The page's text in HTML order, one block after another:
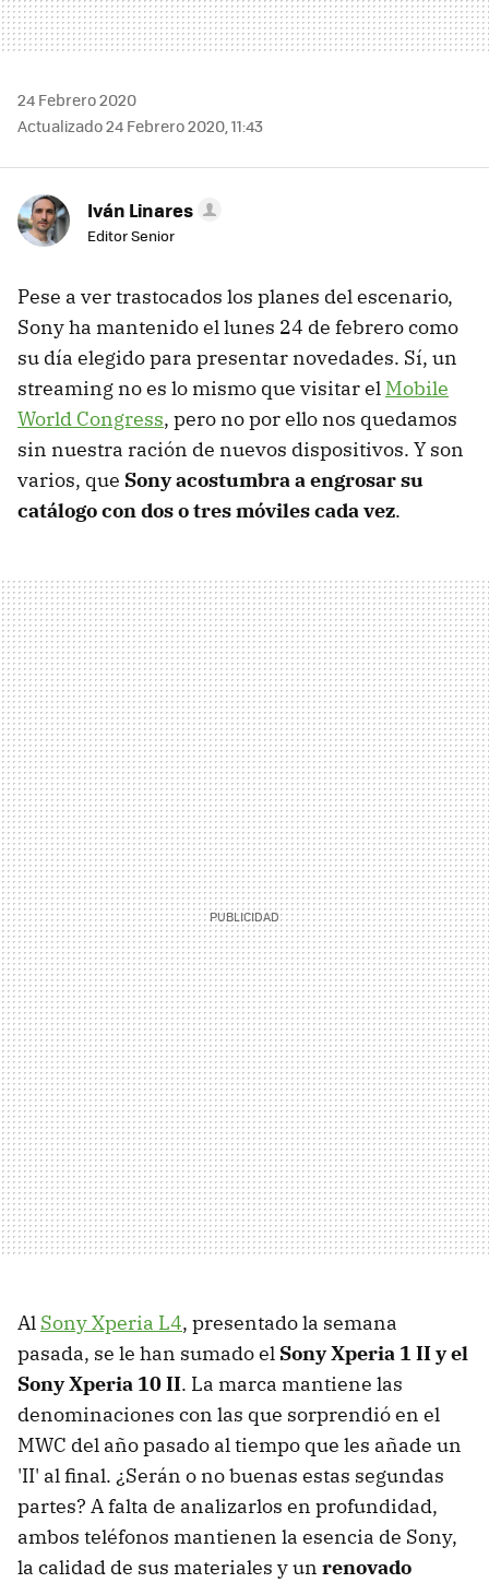
24 Febrero 2020
Actualizado 24 Febrero 2020, 11:43
Iván Linares
Editor Senior
Pese a ver trastocados los planes del escenario,
Sony ha mantenido el lunes 24 de febrero como
su día elegido para presentar novedades. Sí, un
streaming no es lo mismo que visitar el Mobile
World Congress, pero no por ello nos quedamos
sin nuestra ración de nuevos dispositivos. Y son
varios, que Sony acostumbra a engrosar su
catálogo con dos o tres móviles cada vez.
Al Sony Xperia L4, presentado la semana
pasada, se le han sumado el Sony Xperia 1 II y el
Sony Xperia 10 II. La marca mantiene las
denominaciones con las que sorprendió en el
MWC del año pasado al tiempo que les añade un
'II' al final. ¿Serán o no buenas estas segundas
partes? A falta de analizarlos en profundidad,
ambos teléfonos mantienen la esencia de Sony,
la calidad de sus materiales y un renovado